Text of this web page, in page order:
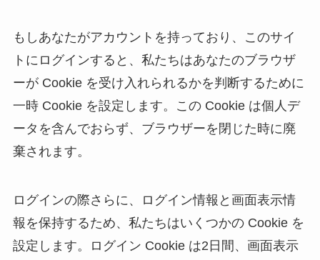
もしあなたがアカウントを持っており、このサイ
トにログインすると、私たちはあなたのブラウザ
ーが Cookie を受け入れられるかを判断するために
一時 Cookie を設定します。この Cookie は個人デ
ータを含んでおらず、ブラウザーを閉じた時に廃
棄されます。
ログインの際さらに、ログイン情報と画面表示情
報を保持するため、私たちはいくつかの Cookie を
設定します。ログイン Cookie は2日間、画面表示